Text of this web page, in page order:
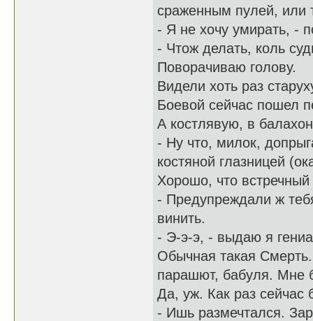
сраженным пулей, или
- Я не хочу умирать, -
- Чтож делать, коль
Поворачиваю голову.
Видели хоть раз
Боевой сейчас пошел
А костлявую, в
- Ну что, милок,
костяной глазницей
Хорошо, что
- Предупреждали ж
винить.
- Э-э-э, - выдаю я
Обычная такая
парашют, бабуля. Мне
Да, уж. Как раз
- Ишь размечтался.